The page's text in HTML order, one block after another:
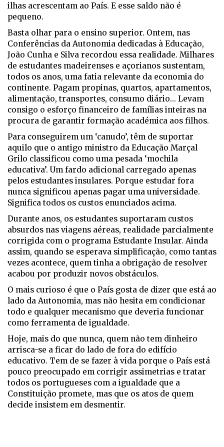
ilhas acrescentam ao País. E esse saldo não é
pequeno.
Basta olhar para o ensino superior. Ontem, nas
Conferências da Autonomia dedicadas à Educação,
João Cunha e Silva recordou essa realidade. Milhares
de estudantes madeirenses e açorianos sustentam,
todos os anos, uma fatia relevante da economia do
continente. Pagam propinas, quartos, apartamentos,
alimentação, transportes, consumo diário... Levam
consigo o esforço financeiro de famílias inteiras na
procura de garantir formação académica aos filhos.
Para conseguirem um ‘canudo’, têm de suportar
aquilo que o antigo ministro da Educação Marçal
Grilo classificou como uma pesada ‘mochila
educativa’. Um fardo adicional carregado apenas
pelos estudantes insulares. Porque estudar fora
nunca significou apenas pagar uma universidade.
Significa todos os custos enunciados acima.
Durante anos, os estudantes suportaram custos
absurdos nas viagens aéreas, realidade parcialmente
corrigida com o programa Estudante Insular. Ainda
assim, quando se esperava simplificação, como tantas
vezes acontece, quem tinha a obrigação de resolver
acabou por produzir novos obstáculos.
O mais curioso é que o País gosta de dizer que está ao
lado da Autonomia, mas não hesita em condicionar
todo e qualquer mecanismo que deveria funcionar
como ferramenta de igualdade.
Hoje, mais do que nunca, quem não tem dinheiro
arrisca-se a ficar do lado de fora do edifício
educativo. Tem de se fazer à vida porque o País está
pouco preocupado em corrigir assimetrias e tratar
todos os portugueses com a igualdade que a
Constituição promete, mas que os atos de quem
decide insistem em desmentir.